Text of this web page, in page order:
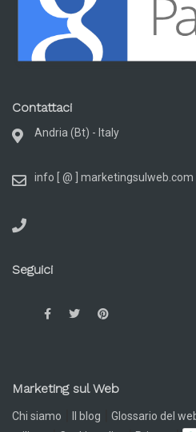
Contattaci
Andria (Bt) - Italy
info [ @ ] marketingsulweb.com
Seguici
Marketing sul Web
Chi siamo Il blog Glossario del